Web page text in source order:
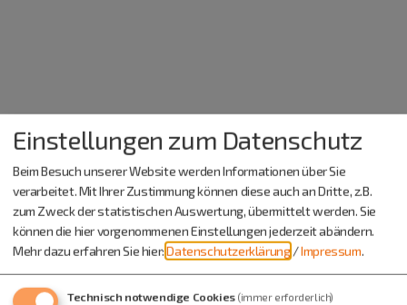
Einstellungen zum Datenschutz
Beim Besuch unserer Website werden Informationen über Sie
verarbeitet. Mit Ihrer Zustimmung können diese auch an Dritte, z.B.
zum Zweck der statistischen Auswertung, übermittelt werden. Sie
können die hier vorgenommenen Einstellungen jederzeit abändern.
Mehr dazu erfahren Sie hier:Datenschutzerklärung /Impressum.
Technisch notwendige Cookies (immer erforderlich)